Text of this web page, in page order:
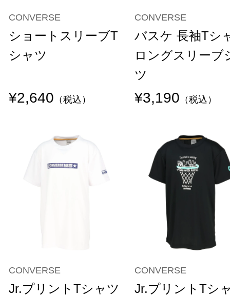
CONVERSE
ショートスリーブT
シャツ
¥2,640 （税込）
CONVERSE
バスケ 長袖Tシ
ロングスリーブ
ツ
¥3,190 （税込）
CONVERSE
Jr.プリントTシャツ
CONVERSE
Jr.プリントTシ